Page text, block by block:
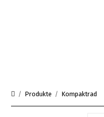
/ Produkte / Kompaktrad